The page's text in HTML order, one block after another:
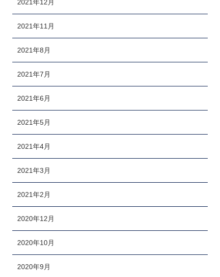
2021年12月
2021年11月
2021年8月
2021年7月
2021年6月
2021年5月
2021年4月
2021年3月
2021年2月
2020年12月
2020年10月
2020年9月